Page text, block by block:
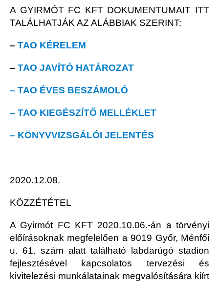
A GYIRMÓT FC KFT DOKUMENTUMAIT ITT
TALÁLHATJÁK AZ ALÁBBIAK SZERINT:
– TAO KÉRELEM
– TAO JAVÍTÓ HATÁROZAT
– TAO ÉVES BESZÁMOLÓ
– TAO KIEGÉSZÍTŐ MELLÉKLET
– KÖNYVVIZSGÁLÓI JELENTÉS
2020.12.08.
KÖZZÉTÉTEL
A Gyirmót FC KFT 2020.10.06.-án a törvényi
előírásoknak megfelelően a 9019 Győr, Ménfői
u. 61. szám alatt található labdarúgó stadion
fejlesztésével kapcsolatos tervezési és
kivitelezési munkálatainak megvalósítására kiírt